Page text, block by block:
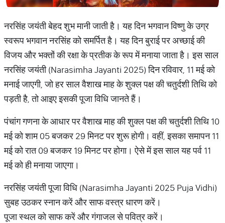
नरसिंह जयंती बेहद शुभ मानी जाती है। यह दिन भगवान विष्णु के उग्र
स्वरूप भगवान नरसिंह को समर्पित है। यह दिन बुराई पर अच्छाई की
विजय और भक्तों की रक्षा के प्रतीक के रूप में मनाया जाता है। इस साल
नरसिंह जयंती (Narasimha Jayanti 2025) दिन रविवार, 11 मई को
मनाई जाएगी, जो हर साल वैशाख माह के शुक्ल पक्ष की चतुर्दशी तिथि को
पड़ती है, तो आइए इसकी पूजा विधि जानते हैं।
पंचांग गणना के आधार पर वैशाख माह की शुक्ल पक्ष की चतुर्दशी तिथि 10
मई को शाम 05 बजकर 29 मिनट पर शुरू होगी। वहीं, इसका समापन 11
मई को रात 09 बजकर 19 मिनट पर होगा। ऐसे में इस साल यह पर्व 11
मई को ही मनाया जाएगा।
नरसिंह जयंती पूजा विधि (Narasimha Jayanti 2025 Puja Vidhi)
सुबह उठकर स्नान करें और साफ वस्त्र धारण करें।
पूजा स्थल को साफ करें और गंगाजल से पवित्र करें।